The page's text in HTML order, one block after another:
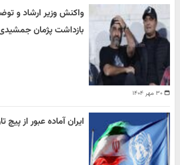
۳۰ مهر ۱۴۰۴
واکنش وزیر ارشاد و
بازداشت پژمان
ایران آماده عبور از پیچ